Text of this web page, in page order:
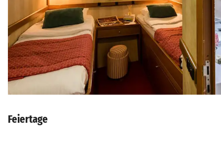
Feiertage